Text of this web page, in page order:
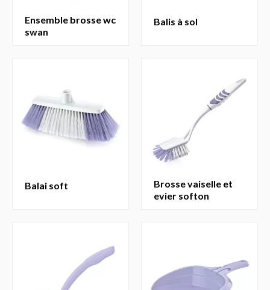
ensemble brosse wc
swan
balis à sol
balai soft
brosse vaiselle et
evier softon